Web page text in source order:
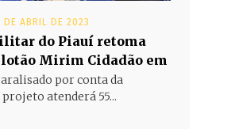
DE ABRIL DE 2023
do Piauí retoma
Mirim Cidadão em
por conta da
atenderá 55...